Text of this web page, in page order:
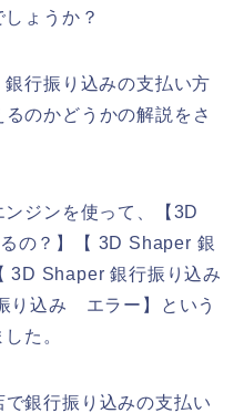
ょうか？
行振り込みの支払い方
のかどうかの解説をさ
ジンを使って、【3D
の？】【 3D Shaper 銀
Shaper 銀行振り込み
り込み エラー】という
た。
銀行振り込みの支払い